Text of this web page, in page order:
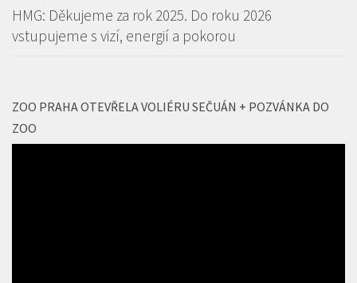
HMG: Děkujeme za rok 2025. Do roku 2026
vstupujeme s vizí, energií a pokorou
ZOO PRAHA OTEVŘELA VOLIÉRU SEČUÁN + POZVÁNKA DO
ZOO